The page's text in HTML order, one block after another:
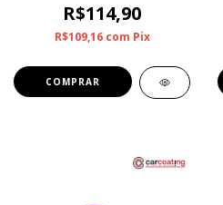
R$114,90
R$109,16 com Pix